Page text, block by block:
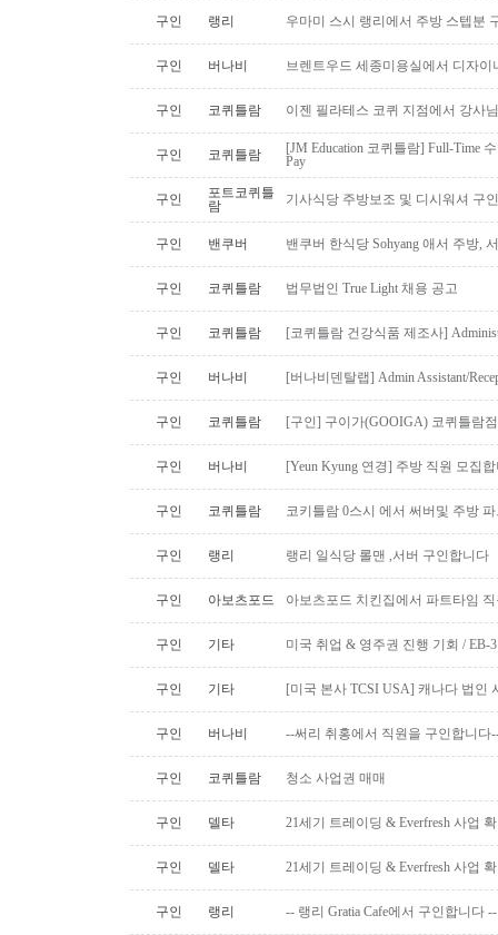
구인 랭리 우마미 스시 랭리에서 주방 스텝분
구인 버나비 브렌트우드 세종미용실에서 디자이
구인 코퀴틀람 이젠 필라테스 코퀴 지점에서 강사
구인 코퀴틀람
[JM Education 코퀴틀람] Full-Time
Pay
구인
포트코퀴틀
람
기사식당 주방보조 및 디시워셔 구
구인 밴쿠버 밴쿠버 한식당 Sohyang 애서 주방,
구인 코퀴틀람 법무법인 True Light 채용 공고
구인 코퀴틀람 [코퀴틀람 건강식품 제조사]
구인 버나비 [버나비덴탈랩] Admin Assistant/
구인 코퀴틀람 [구인] 구이가(GOOIGA) 코퀴틀람
구인 버나비 [Yeun Kyung 연경] 주방 직원 모집
구인 코퀴틀람 코키틀람 0스시 에서 써버및 주방
구인 랭리 랭리 일식당 롤맨 ,서버 구인합니다
구인 아보츠포드 아보츠포드 치킨집에서 파트타임
구인 기타 미국 취업 & 영주권 진행 기회 / EB-
구인 기타 [미국 본사 TCSI USA] 캐나다 법인
구인 버나비 --써리 취홍에서 직원을 구인합니다
구인 코퀴틀람 청소 사업권 매매
구인 델타 21세기 트레이딩 & Everfresh 사업
구인 델타 21세기 트레이딩 & Everfresh 사업
구인 랭리 -- 랭리 Gratia Cafe에서 구인합니다 --